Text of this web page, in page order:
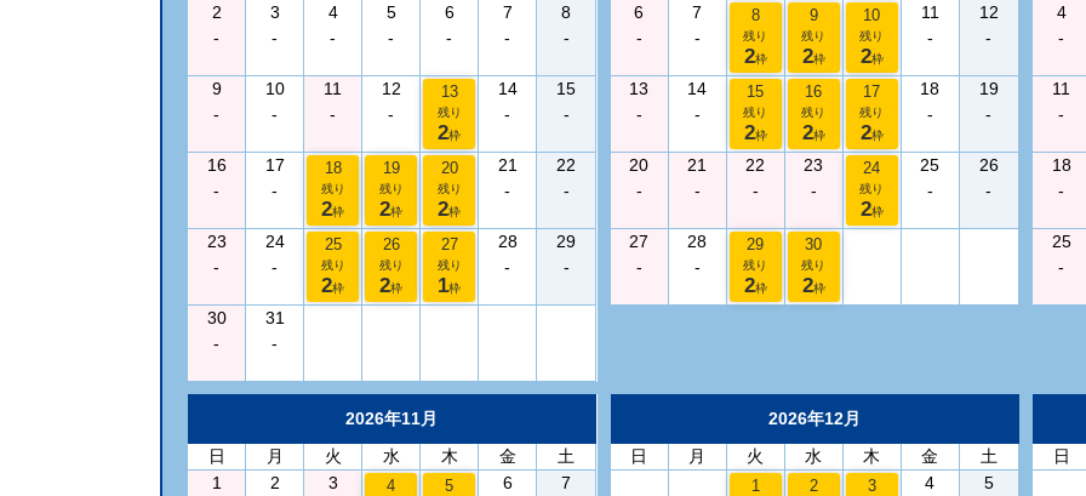
2
-
3
-
4
-
5
-
6
-
7
-
8
-
9
-
10
-
11
-
12
-
13
残り
2枠
14
-
15
-
16
-
17
-
18
残り
2枠
19
残り
2枠
20
残り
2枠
21
-
22
-
23
-
24
-
25
残り
2枠
26
残り
2枠
27
残り
1枠
28
-
29
-
30
-
31
-
6
-
7
-
8
残り
2枠
9
残り
2枠
10
残り
2枠
11
-
12
-
13
-
14
-
15
残り
2枠
16
残り
2枠
17
残り
2枠
18
-
19
-
20
-
21
-
22
-
23
-
24
残り
2枠
25
-
26
-
27
-
28
-
29
残り
2枠
30
残り
2枠
4
-
11
-
18
-
25
-
2026年11月
日
月 火 水 木 金
土
1
2
3
4 5
6
7
2026年12月
日
月 火 水 木 金 土
1 2 3
4
5
日